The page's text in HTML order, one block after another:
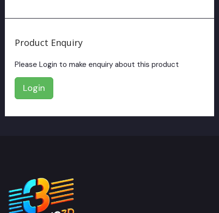
Product Enquiry
Please Login to make enquiry about this product
Login